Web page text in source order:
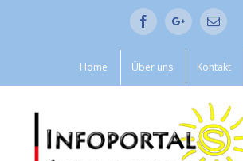
FacebookGoogle+Email
Home Über uns Kontakt